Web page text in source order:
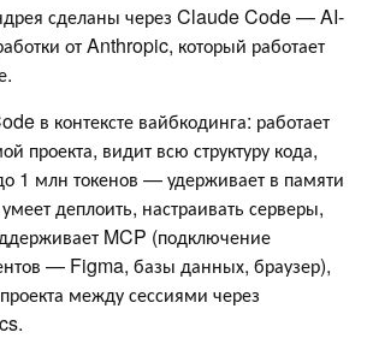
сделаны через Claude Code — AI-
от Anthropic, который работает
в контексте вайбкодинга: работает
проекта, видит всю структуру кода,
1 млн токенов — удерживает в памяти
деплоить, настраивать серверы,
MCP (подключение
— Figma, базы данных, браузер),
между сессиями через